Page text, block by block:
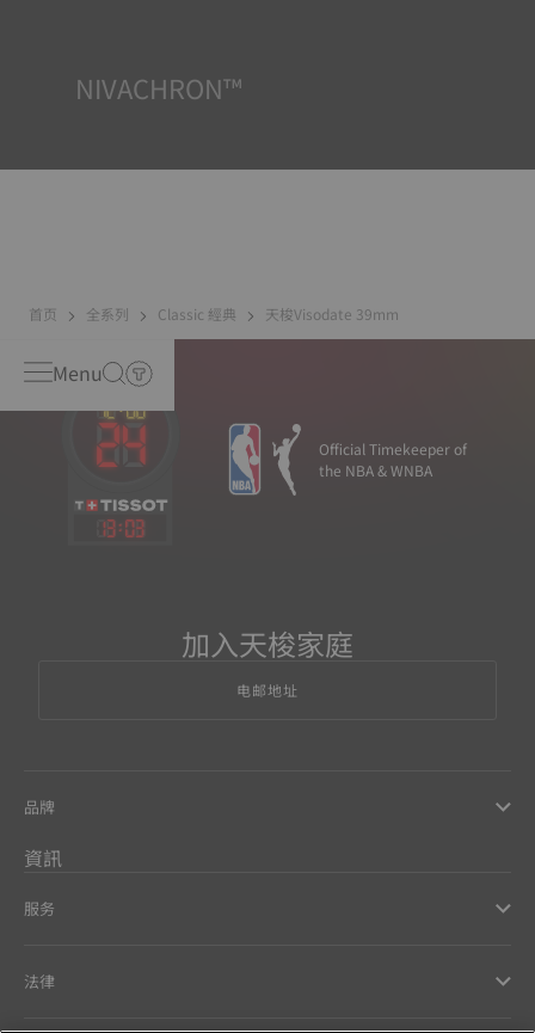
NIVACHRON™
首页 全系列 Classic 經典 天梭Visodate 39mm
Menu
13:03
Official Timekeeper of
the NBA & WNBA
加入天梭家庭
电邮地址
品牌
資訊
服务
法律